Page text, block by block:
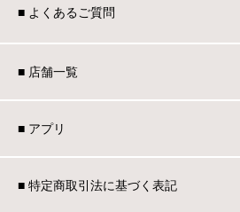
■ よくあるご質問
■ 店舗一覧
■ アプリ
■ 特定商取引法に基づく表記